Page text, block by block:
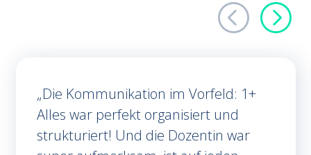
Die Kommunikation im Vorfeld: 1+
Alles war perfekt organisiert und
strukturiert! Und die Dozentin war